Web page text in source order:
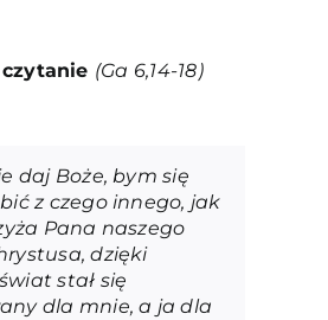
(Ga 6,14-18)
daj Boże, bym się
z czego innego, jak
Pana naszego
dzięki
stał się
dla mnie, a ja dla